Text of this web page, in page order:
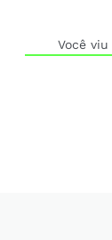
Você viu